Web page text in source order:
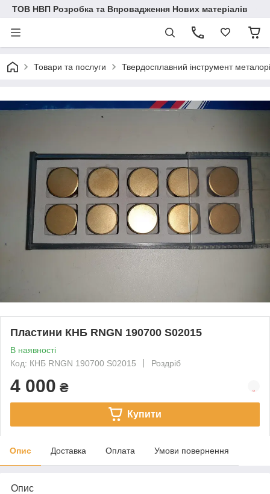
ТОВ НВП Розробка та Впровадження Нових матеріалів
Товари та послуги Твердосплавний інструмент
Пластини КНБ RNGN 190700 S02015
В наявності
Код: КНБ RNGN 190700 S02015
Роздріб
4 000 ₴
Купити
Опис Доставка Оплата Умови повернення
Опис